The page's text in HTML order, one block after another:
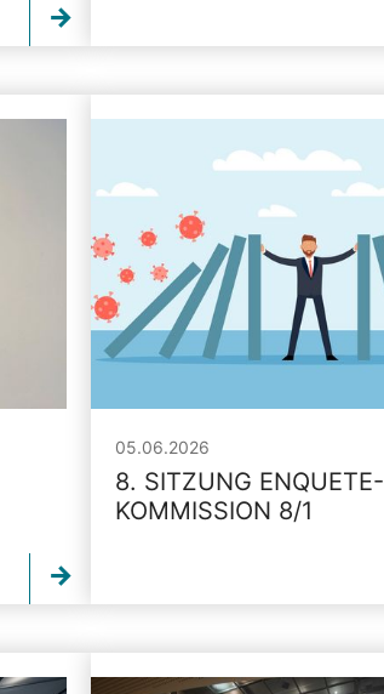
05.06.2026
8. SITZUNG ENQUETE-
KOMMISSION 8/1